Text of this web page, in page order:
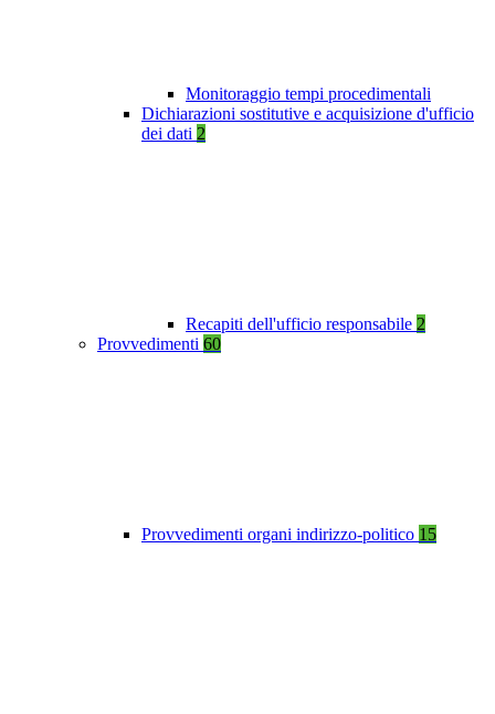
Monitoraggio tempi procedimentali
Dichiarazioni sostitutive e acquisizione d'ufficio
dei dati 2
Recapiti dell'ufficio responsabile 2
Provvedimenti 60
Provvedimenti organi indirizzo-politico 15